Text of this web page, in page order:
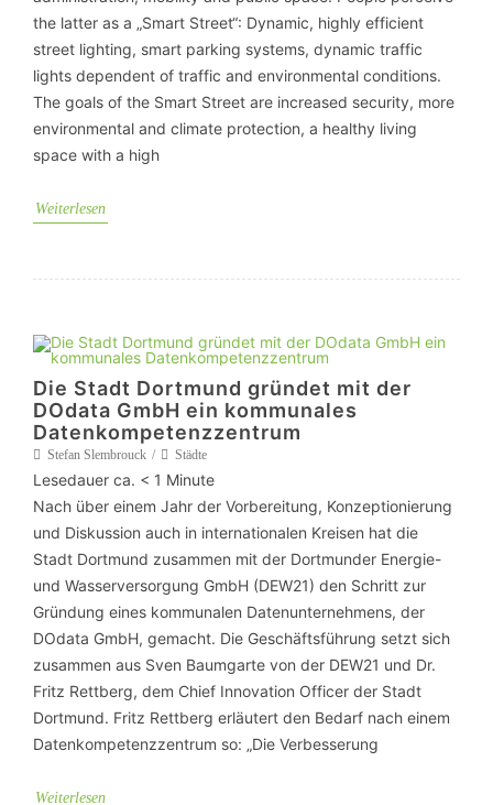
the latter as a „Smart Street“: Dynamic, highly efficient
street lighting, smart parking systems, dynamic traffic
lights dependent of traffic and environmental conditions.
The goals of the Smart Street are increased security, more
environmental and climate protection, a healthy living
space with a high
Weiterlesen
Die Stadt Dortmund gründet mit der
DOdata GmbH ein kommunales
Datenkompetenzzentrum
Stefan Slembrouck Städte
Lesedauer ca. < 1 Minute
Nach über einem Jahr der Vorbereitung, Konzeptionierung
und Diskussion auch in internationalen Kreisen hat die
Stadt Dortmund zusammen mit der Dortmunder Energie-
und Wasserversorgung GmbH (DEW21) den Schritt zur
Gründung eines kommunalen Datenunternehmens, der
DOdata GmbH, gemacht. Die Geschäftsführung setzt sich
zusammen aus Sven Baumgarte von der DEW21 und Dr.
Fritz Rettberg, dem Chief Innovation Officer der Stadt
Dortmund. Fritz Rettberg erläutert den Bedarf nach einem
Datenkompetenzzentrum so: „Die Verbesserung
Weiterlesen